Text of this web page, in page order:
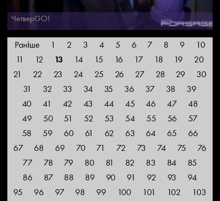
ЧетверGO!
Раніше 1 2 3 4 5 6 7 8 9
10
11
12 13 14 15 16 17 18 19
20
21
22 23 24 25 26 27 28 29
30
31
32 33 34 35 36 37 38
39
40
41 42 43 44 45 46 47
48
49
50 51 52 53 54 55 56
57
58
59 60 61 62 63 64 65
66
67
68 69 70 71 72 73 74 75
76
77
78 79 80 81 82 83 84
85
86
87 88 89 90 91 92 93
94
95
96 97 98 99 100 101 102 103